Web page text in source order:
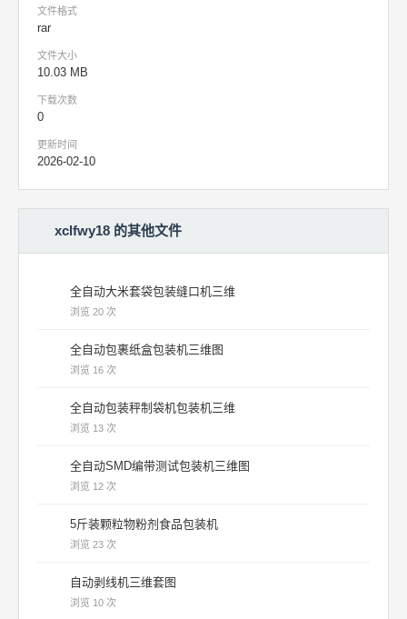
文件格式
rar
文件大小
10.03 MB
下载次数
0
更新时间
2026-02-10
xclfwy18 的其他文件
全自动大米套袋包装缝口机三维
浏览 20 次
全自动包裹纸盒包装机三维图
浏览 16 次
全自动包装秤制袋机包装机三维
浏览 13 次
全自动SMD编带测试包装机三维图
浏览 12 次
5斤装颗粒物粉剂食品包装机
浏览 23 次
自动剥线机三维套图
浏览 10 次